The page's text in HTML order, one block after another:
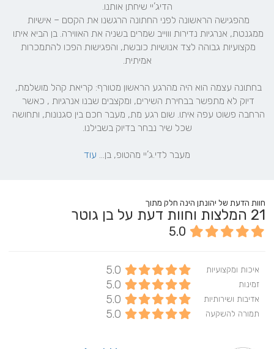
מעבר לדי.ג’יי מהטופ, בן... עוד
חוות הדעת של יהונתן הינה חלק מתוך
21 המלצות וחוות דעת על בן גוטר
5.0
איכות ומקצועיות 5.0
זמינות 5.0
אדיבות ושירותיות 5.0
תמורה להשקעה 5.0